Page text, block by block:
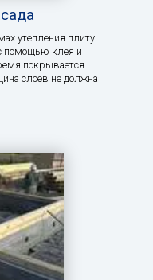
утепления плиту
помощью клея и
покрывается
слоев не должна